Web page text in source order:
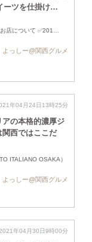
ーツを仕掛け…
店について ✅201…
よっしー@関西グルメ
年04月24日13時25分
アの本格的濃厚ジ
関西ではここだ
ITALIANO OSAKA）
よっしー@関西グルメ
年04月30日9時00分